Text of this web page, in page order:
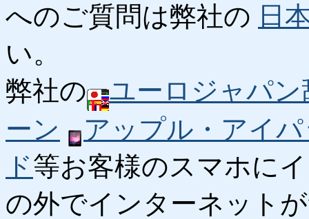
へのご質問は弊社の 日
い。
弊社の
ユーロジャパン
ーン
アップル・アイ
ド等お客様のスマホに
の外でインターネット